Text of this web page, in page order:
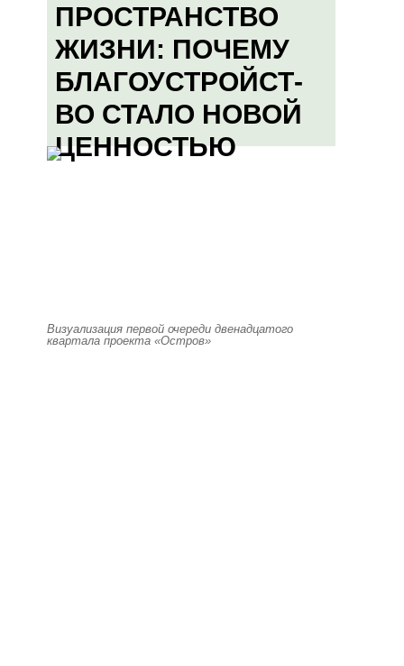
ПРОСТРАНСТВО
ЖИЗНИ: ПОЧЕМУ
БЛАГОУСТРОЙСТ-
ВО СТАЛО НОВОЙ
ЦЕННОСТЬЮ
Визуализация первой очереди двенадцатого
квартала проекта «Остров»